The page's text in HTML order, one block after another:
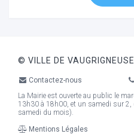
© VILLE DE VAUGRIGNEUSE
Contactez-nous
La Mairie est ouverte au public le
13h30 à 18h00, et un samedi sur 2,
samedi du mois).
Mentions Légales